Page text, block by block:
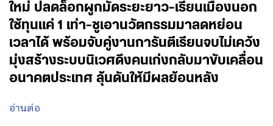
ใหม่ ปลดล็อกผูกมัดระยะยาว-เรียนเมืองนอก
ใช้ทุนแค่ 1 เท่า-ชูเอานวัตกรรมมาลดหย่อน
เวลาได้ พร้อมจับคู่งานการันตีเรียนจบไม่เคว้ง
มุ่งสร้างระบบนิเวศดึงคนเก่งกลับมาขับเคลื่อน
อนาคตประเทศ ลุ้นดันให้มีผลย้อนหลัง
อ่านต่อ